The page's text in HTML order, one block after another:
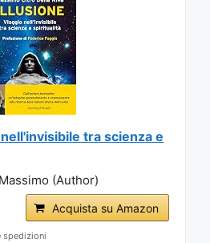
tra scienza e
(Author)
Acquista su Amazon
spedizioni